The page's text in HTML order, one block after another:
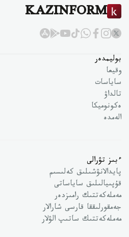
KAZINFORM
بوليمدەر
وقيعا
ساياسات
تالداۋ
ەكونوميكا
الەمدە
ءبىز تۋرالى
پايدالانۋشىلىق كەلىسىم
قۇپىيالىلىق ساياساتى
مەملەكەتتىك رامىزدەر
جەمقورلىققا قارسى شارالار
مەملەكەتتىك ساتىپ الۋلار